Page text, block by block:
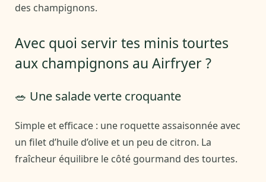
des champignons.
Avec quoi servir tes minis tourtes
aux champignons au Airfryer ?
🥗 Une salade verte croquante
Simple et efficace : une roquette assaisonnée avec
un filet d’huile d’olive et un peu de citron. La
fraîcheur équilibre le côté gourmand des tourtes.